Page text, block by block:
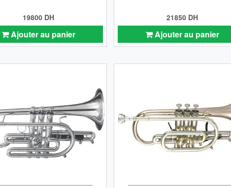
19800 DH
Ajouter au panier
21850 DH
Ajouter au panier